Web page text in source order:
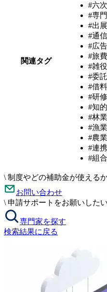
関連タグ
#六
#専
#出
#通
#広
#旅費
#雑
#委
#借料
#研
#知
#林業
#漁業
#農業
#連
#組
\ 制度やどの補助金が使える
お問い合わせ
\ 申請サポートをお願いした
専門家を探す
検索結果に戻る